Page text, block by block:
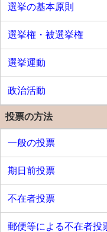
選挙の基本原則
選挙権・被選挙権
選挙運動
政治活動
投票の方法
一般の投票
期日前投票
不在者投票
郵便等による不在者投